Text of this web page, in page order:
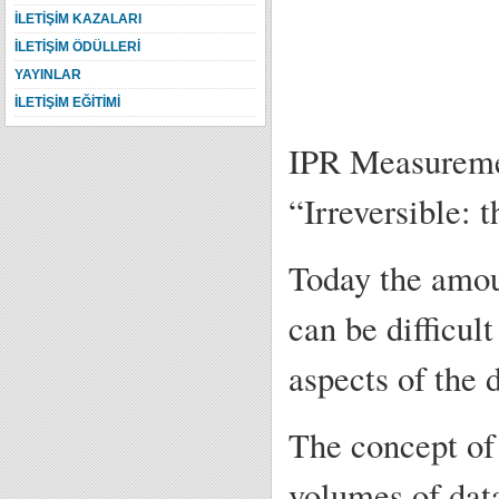
IPR
“Irreversible:
Today the
can be
aspects of the
The concept
İLETİŞİM KAZALARI
İLETİŞİM ÖDÜLLERİ
YAYINLAR
İLETİŞİM EĞİTİMİ